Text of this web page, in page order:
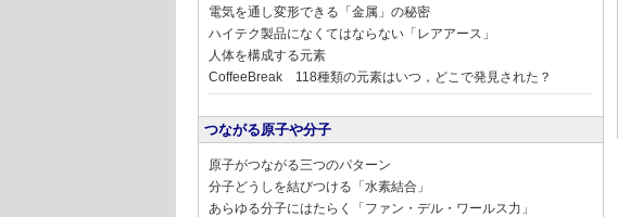
電気を通し変形できる「金属」の秘密
ハイテク製品になくてはならない「レアアース」
人体を構成する元素
CoffeeBreak 118種類の元素はいつ，どこで発見された？
つながる原子や分子
原子がつながる三つのパターン
分子どうしを結びつける「水素結合」
あらゆる分子にはたらく「ファン・デル・ワールス力」